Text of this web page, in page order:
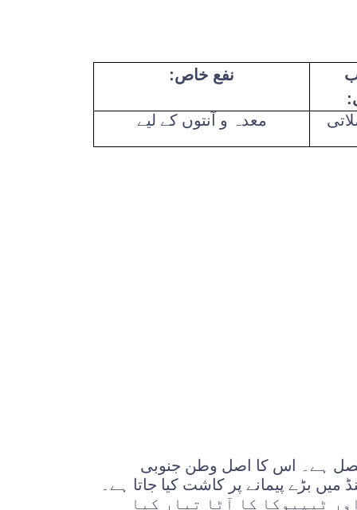
نفع خاص:
معدہ و آنتوں کے لیے
فصل ہے۔ اس کا اصل وطن جنوبی
بڑے پیمانے پر کاشت کیا جاتا ہے۔
ٹیپیوکا کا آٹا تیار کیا